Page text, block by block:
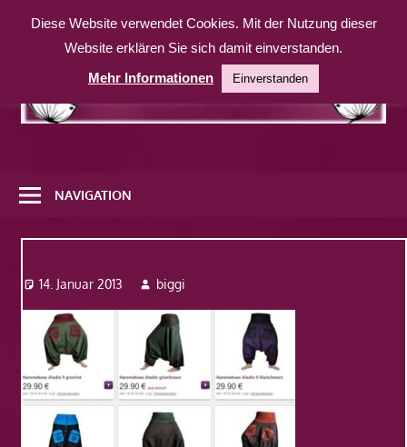
Inhalt
weitere
Website
NAVIGATION
14. Januar 2013 biggi
Diese Website verwendet Cookies. Mit der Nutzung dieser
Website erklären Sie sich damit einverstanden.
Mehr Informationen
Einverstanden